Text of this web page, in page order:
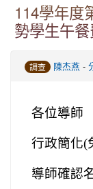
114學年度
勢學生午
調查 陳杰燕 -
各位導師
行政簡化(
導師確認